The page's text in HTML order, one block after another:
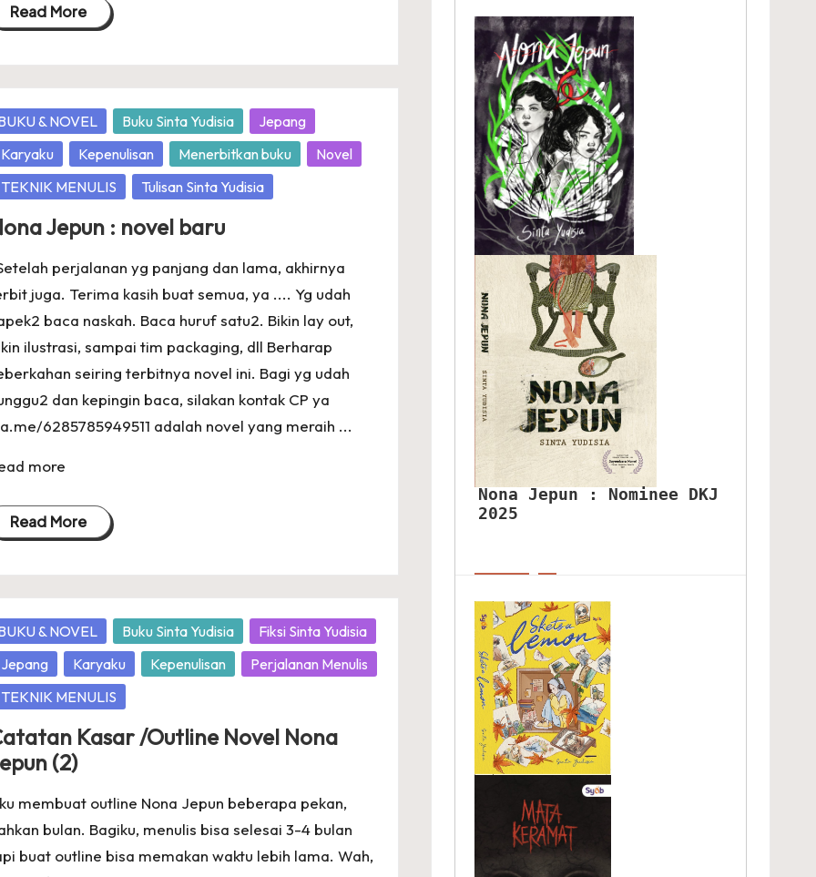
Read More
& NOVEL Buku Sinta Yudisia
Jepang
Karyaku
Kepenulisan Menerbitkan buku
Novel
TEKNIK MENULIS
Tulisan Sinta Yudisia
Jepun : novel baru
perjalanan yg panjang dan lama, akhirnya
juga. Terima kasih buat semua, ya .... Yg udah
baca naskah. Baca huruf satu2. Bikin lay out,
ilustrasi, sampai tim packaging, dll Berharap
seiring terbitnya novel ini. Bagi yg udah
dan kepingin baca, silakan kontak CP ya
6285785949511 adalah novel yang meraih ...
more
Read More
& NOVEL Buku Sinta Yudisia
Fiksi Sinta Yudisia
Jepang
Karyaku Kepenulisan
Perjalanan Menulis
TEKNIK MENULIS
Kasar /Outline Novel Nona
(2)
membuat outline Nona Jepun beberapa pekan,
bulan. Bagiku, menulis bisa selesai 3-4 bulan
buat outline bisa memakan waktu lebih lama. Wah,
Nona Jepun : Nominee DKJ
2025